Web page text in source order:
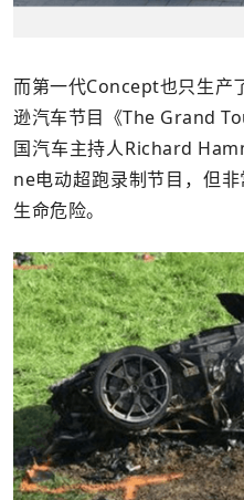
而第一代Concept也只生产
逊汽车节目《The Grand
国汽车主持人Richard
ne电动超跑录制节目，但
生命危险。